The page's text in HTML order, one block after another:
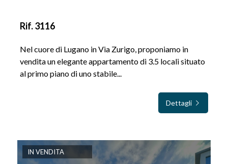
Rif. 3116
Nel cuore di Lugano in Via Zurigo, proponiamo in
vendita un elegante appartamento di 3.5 locali situato
al primo piano di uno stabile...
Dettagli
IN VENDITA